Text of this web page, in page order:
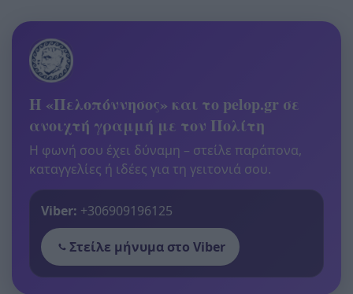
Η «Πελοπόννησος» και το pelop.gr σε
ανοιχτή γραμμή με τον Πολίτη
Η φωνή σου έχει δύναμη – στείλε παράπονα,
καταγγελίες ή ιδέες για τη γειτονιά σου.
Viber: +306909196125
Στείλε μήνυμα στο Viber